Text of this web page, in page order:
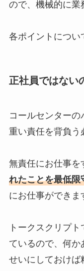
ので、機械的に業
各ポイントについ
正社員ではない
コールセンター
重い責任を背負う
無責任にお仕事を
れたことを最低限
にお仕事ができま
トークスクリプ
ているので、何
せいにしておけば